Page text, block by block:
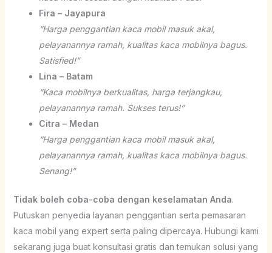
Fira – Jayapura
“Harga penggantian kaca mobil masuk akal,
pelayanannya ramah, kualitas kaca mobilnya bagus.
Satisfied!”
Lina – Batam
“Kaca mobilnya berkualitas, harga terjangkau,
pelayanannya ramah. Sukses terus!”
Citra – Medan
“Harga penggantian kaca mobil masuk akal,
pelayanannya ramah, kualitas kaca mobilnya bagus.
Senang!”
Tidak boleh coba-coba dengan keselamatan Anda.
Putuskan penyedia layanan penggantian serta pemasaran
kaca mobil yang expert serta paling dipercaya. Hubungi kami
sekarang juga buat konsultasi gratis dan temukan solusi yang